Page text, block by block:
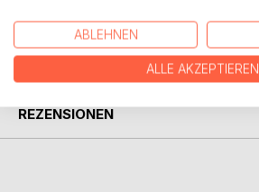
AUTOR/IN
REZENSIONEN
ABLEHNEN
ALLE AKZEPTIEREN